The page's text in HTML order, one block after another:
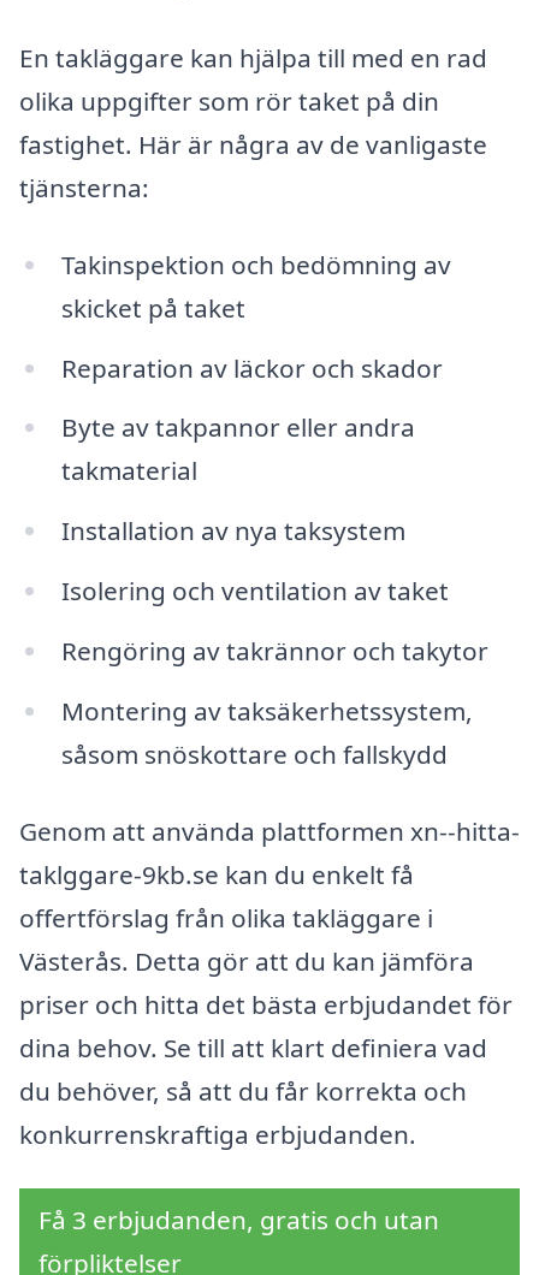
En takläggare kan hjälpa till med en rad
olika uppgifter som rör taket på din
fastighet. Här är några av de vanligaste
tjänsterna:
Takinspektion och bedömning av
skicket på taket
Reparation av läckor och skador
Byte av takpannor eller andra
takmaterial
Installation av nya taksystem
Isolering och ventilation av taket
Rengöring av takrännor och takytor
Montering av taksäkerhetssystem,
såsom snöskottare och fallskydd
Genom att använda plattformen xn--hitta-
taklggare-9kb.se kan du enkelt få
offertförslag från olika takläggare i
Västerås. Detta gör att du kan jämföra
priser och hitta det bästa erbjudandet för
dina behov. Se till att klart definiera vad
du behöver, så att du får korrekta och
konkurrenskraftiga erbjudanden.
Få 3 erbjudanden, gratis och utan
förpliktelser